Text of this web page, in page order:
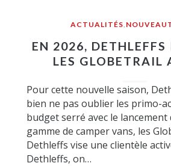
ACTUALITÉS
EN 2026, DETHLEFFS
LES GLOBETRAIL
Pour cette nouvelle saison,
bien ne pas oublier les primo-
budget serré avec le lancement
gamme de camper vans, les
Dethleffs vise une clientèle
Dethleffs, on…